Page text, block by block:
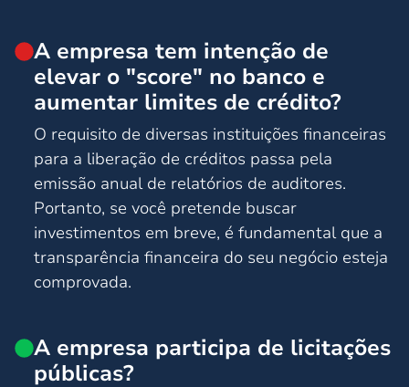
A empresa tem intenção de
elevar o "score" no banco e
aumentar limites de crédito?
O requisito de diversas instituições financeiras
para a liberação de créditos passa pela
emissão anual de relatórios de auditores.
Portanto, se você pretende buscar
investimentos em breve, é fundamental que a
transparência financeira do seu negócio esteja
comprovada.
A empresa participa de licitações
públicas?